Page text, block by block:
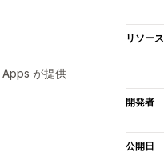
が提供
リソース
開発者
公開日